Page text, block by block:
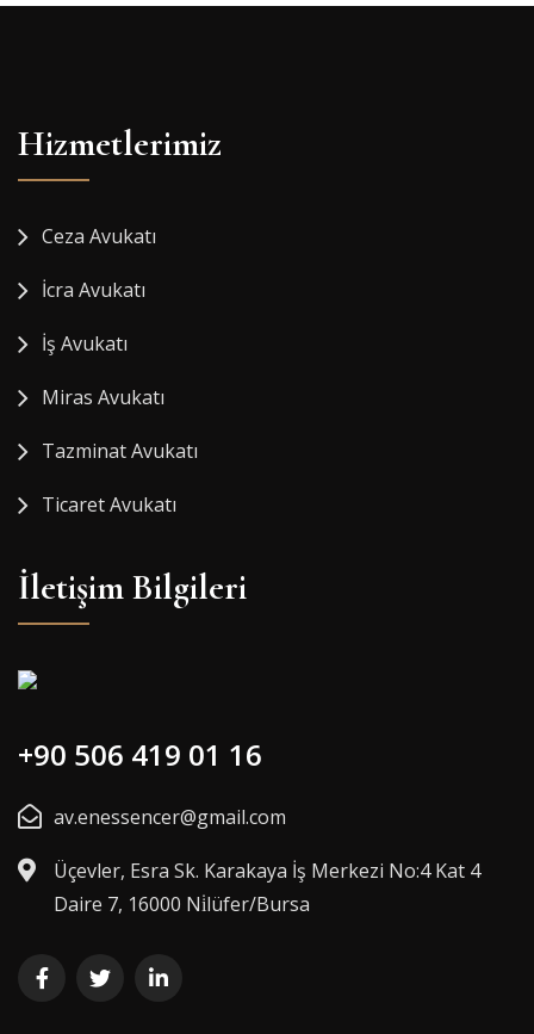
Hizmetlerimiz
Ceza Avukatı
İcra Avukatı
İş Avukatı
Miras Avukatı
Tazminat Avukatı
Ticaret Avukatı
İletişim Bilgileri
+90 506 419 01 16
av.enessencer@gmail.com
Üçevler, Esra Sk. Karakaya İş Merkezi No:4 Kat 4
Daire 7, 16000 Ni̇lüfer/Bursa